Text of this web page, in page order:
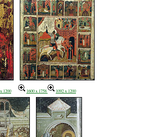
1200 1600 x 1758 1092 x 1200